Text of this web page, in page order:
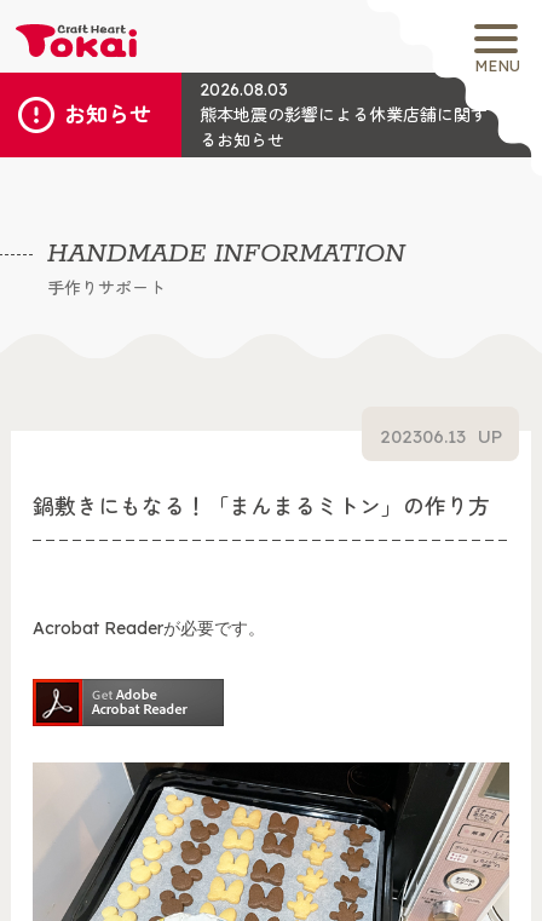
MENU
お知らせ
2026.08.03
熊本地震の影響による休業店舗に関す
るお知らせ
HANDMADE INFORMATION
手作りサポート
鍋敷きにもなる！「まんまるミトン」の作り方
202306.13 UP
Acrobat Readerが必要です。